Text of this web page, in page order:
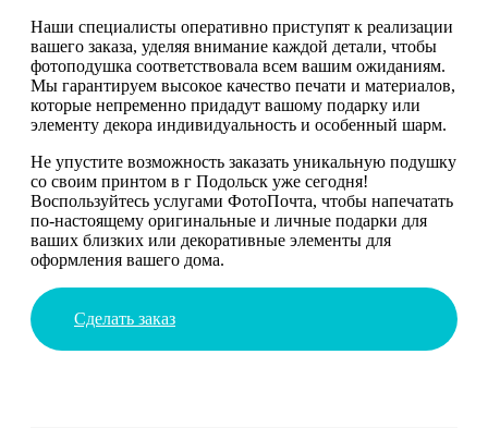
Наши специалисты оперативно приступят к реализации
вашего заказа, уделяя внимание каждой детали, чтобы
фотоподушка соответствовала всем вашим ожиданиям.
Мы гарантируем высокое качество печати и материалов,
которые непременно придадут вашому подарку или
элементу декора индивидуальность и особенный шарм.
Не упустите возможность заказать уникальную подушку
со своим принтом в г Подольск уже сегодня!
Воспользуйтесь услугами ФотоПочта, чтобы напечатать
по-настоящему оригинальные и личные подарки для
ваших близких или декоративные элементы для
оформления вашего дома.
Сделать заказ